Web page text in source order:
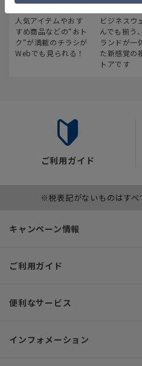
最新のお買い得情報
人気アイテムやおす
すめ商品などの“おト
ク“が満載のチラシが
Webでも見られる！
スーツス
ビジネスウ
んでも揃う
ランドが一
た新感覚の
トアです
ご利用ガイド
※税表記がないものはすべ
キャンペーン情報
ご利用ガイド
便利なサービス
インフォメーション